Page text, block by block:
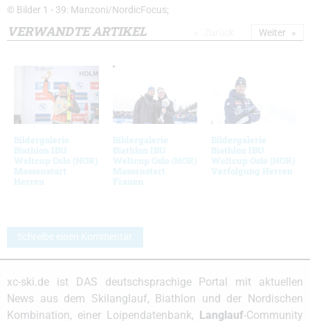
© Bilder 1 - 39: Manzoni/NordicFocus;
VERWANDTE ARTIKEL
Bildergalerie
Biathlon IBU
Weltcup Oslo (NOR)
Massenstart
Herren
Bildergalerie
Biathlon IBU
Weltcup Oslo (NOR)
Massenstart
Frauen
Bildergalerie
Biathlon IBU
Weltcup Oslo (NOR)
Verfolgung Herren
Weiter
Schreibe einen Kommentar
xc-ski.de ist DAS deutschsprachige Portal mit aktuellen
News aus dem Skilanglauf, Biathlon und der Nordischen
Kombination, einer Loipendatenbank,
Langlauf-Community